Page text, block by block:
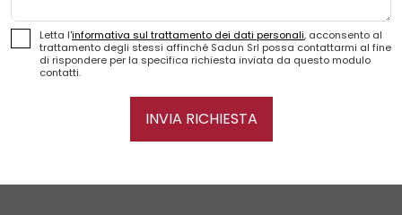
Letta l'informativa sul trattamento dei dati personali, acconsento al
trattamento degli stessi affinché Sadun Srl possa contattarmi al fine
di rispondere per la specifica richiesta inviata da questo modulo
contatti.
INVIA RICHIESTA